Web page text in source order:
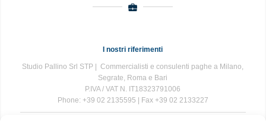
I nostri riferimenti
Studio Pallino Srl STP | Commercialisti e consulenti paghe a Milano,
Segrate, Roma e Bari
P.IVA / VAT N. IT18323791006
Phone: +39 02 2135595 | Fax +39 02 2133227